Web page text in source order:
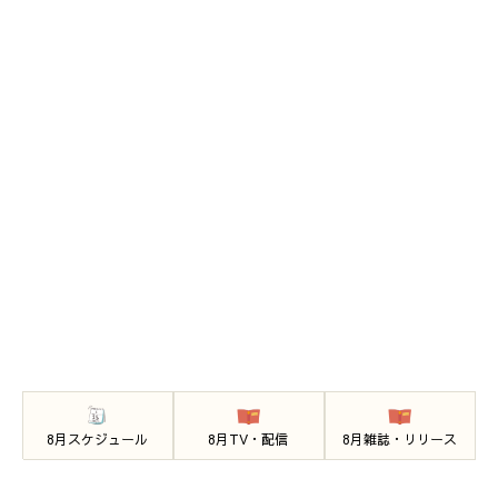
8月スケジュール 8月TV・配信 8月雑誌・リリース